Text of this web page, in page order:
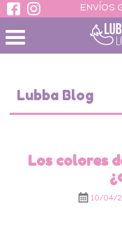
ENVÍOS
Lubba Blog
Los colores
10/04/